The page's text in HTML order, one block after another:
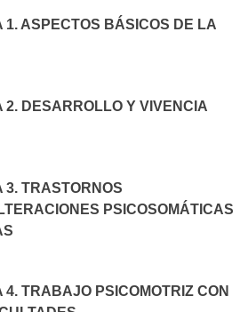
1. ASPECTOS BÁSICOS DE LA
2. DESARROLLO Y VIVENCIA
3. TRASTORNOS
PSICOSOMÁTICAS
TRABAJO PSICOMOTRIZ CON